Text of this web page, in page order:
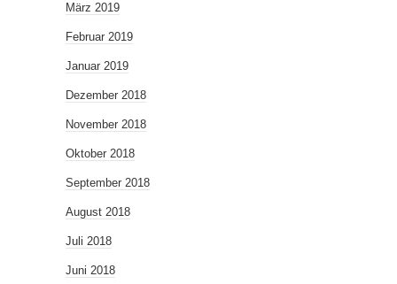
März 2019
Februar 2019
Januar 2019
Dezember 2018
November 2018
Oktober 2018
September 2018
August 2018
Juli 2018
Juni 2018